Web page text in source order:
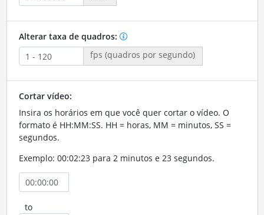
Alterar taxa de quadros:
fps (quadros por segundo)
Cortar vídeo:
Insira os horários em que você quer cortar o vídeo. O
formato é HH:MM:SS. HH = horas, MM = minutos, SS =
segundos.
Exemplo: 00:02:23 para 2 minutos e 23 segundos.
to